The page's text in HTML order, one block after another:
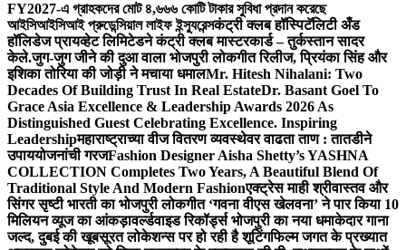
FY2027-এ গ্রাহকদের মোট ৪,৬৬৬ কোটি টাকার সুবিধা প্রদান করেছে
আইসিআইসিআই প্রুডেন্সিয়াল লাইফ ইন্স্যুরেন্সकंट्री क्लब हॉस्पिटॅलिटी अँड
हॉलिडेज प्रायव्हेट लिमिटेडने कंट्री क्लब मास्टरकार्ड – तुर्कस्तान सादर
केले.जुग-जुग जीने की दुआ वाला भोजपुरी लोकगीत रिलीज, प्रियंका सिंह और
इशिका तोरिया की जोड़ी ने मचाया धमालMr. Hitesh Nihalani: Two
Decades Of Building Trust In Real EstateDr. Basant Goel To
Grace Asia Excellence & Leadership Awards 2026 As
Distinguished Guest Celebrating Excellence. Inspiring
Leadershipमहाराष्ट्राच्या वीज वितरण व्यवस्थेवर वाढता ताण : तातडीने
उपाययोजनांची गरजFashion Designer Aisha Shetty’s YASHNA
COLLECTION Completes Two Years, A Beautiful Blend Of
Traditional Style And Modern Fashionएक्ट्रेस माही श्रीवास्तव और
सिंगर सृष्टी भारती का भोजपुरी लोकगीत ‘गवना वीएस खेलवना’ ने पार किया 10
मिलियन व्यूज का आंकड़ावर्ल्डवाइड रिकॉर्ड्स भोजपुरी का नया धमाकेदार गाना
जल्द, दुबई की खूबसूरत लोकेशन्स पर हो रही है शूटिंगफिल्म जगत के प्रख्यात